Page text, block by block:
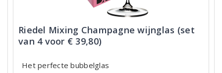
Riedel Mixing Champagne wijnglas (set
van 4 voor € 39,80)
Het perfecte bubbelglas